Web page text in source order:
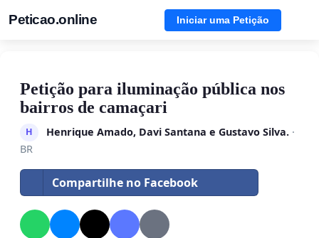
Peticao.online Iniciar uma Petição
Petição para iluminação pública nos
bairros de camaçari
H Henrique Amado, Davi Santana e Gustavo Silva.·
BR
Compartilhe no Facebook